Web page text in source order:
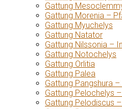
Gattung
Gattung Morenia –
Gattung Myuchelys
Gattung Natator
Gattung Nilssonia –
Gattung Notochelys
Gattung Orlitia
Gattung Palea
Gattung Pangshura
Gattung Pelochelys
Gattung Pelodiscus